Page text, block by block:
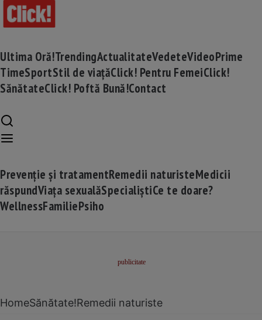
Ultima Oră!TrendingActualitateVedeteVideoPrime
TimeSportStil de viațăClick! Pentru FemeiClick!
SănătateClick! Poftă Bună!Contact
Prevenție și tratamentRemedii naturisteMedicii
răspundViața sexualăSpecialiștiCe te doare?
WellnessFamiliePsiho
HomeSănătate!Remedii naturiste